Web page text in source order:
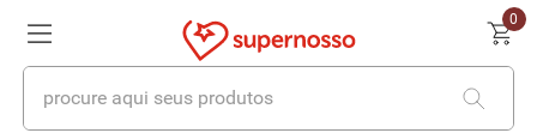
0
procure aqui seus produtos